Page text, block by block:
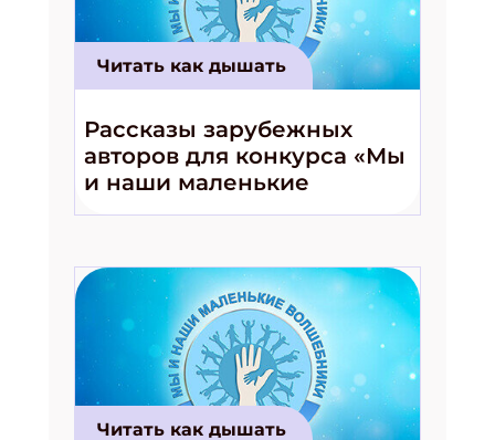
Читать как дышать
Рассказы зарубежных
авторов для конкурса «Мы
и наши маленькие
волшебники!»
Читать как дышать